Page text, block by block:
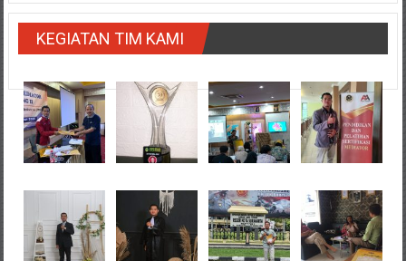
KEGIATAN TIM KAMI